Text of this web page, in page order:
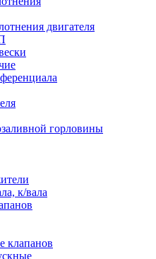
двигателя
горловины
к/вала
клапанов